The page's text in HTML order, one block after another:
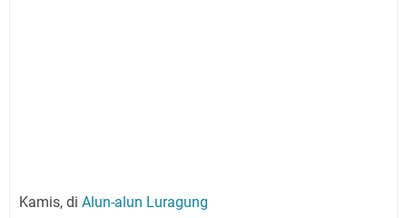
Kamis, di Alun-alun Luragung